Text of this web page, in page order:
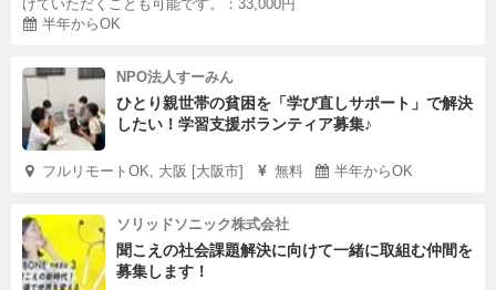
けていただくことも可能です。：33,000円
半年からOK
NPO法人すーみん
ひとり親世帯の貧困を「学び直しサポート」で解決
したい！学習支援ボランティア募集♪
フルリモートOK, 大阪 [大阪市] 無料 半年からOK
ソリッドソニック株式会社
聞こえの社会課題解決に向けて一緒に取組む仲間を
募集します！